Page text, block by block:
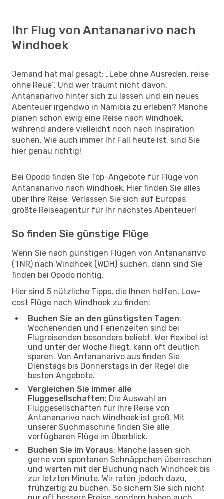
Ihr Flug von Antananarivo nach
Windhoek
Jemand hat mal gesagt: „Lebe ohne Ausreden, reise
ohne Reue“. Und wer träumt nicht davon,
Antananarivo hinter sich zu lassen und ein neues
Abenteuer irgendwo in Namibia zu erleben? Manche
planen schon ewig eine Reise nach Windhoek,
während andere vielleicht noch nach Inspiration
suchen. Wie auch immer Ihr Fall heute ist, sind Sie
hier genau richtig!
Bei Opodo finden Sie Top-Angebote für Flüge von
Antananarivo nach Windhoek. Hier finden Sie alles
über Ihre Reise. Verlassen Sie sich auf Europas
größte Reiseagentur für Ihr nächstes Abenteuer!
So finden Sie günstige Flüge
Wenn Sie nach günstigen Flügen von Antananarivo
(TNR) nach Windhoek (WDH) suchen, dann sind Sie
finden bei Opodo richtig.
Hier sind 5 nützliche Tipps, die Ihnen helfen, Low-
cost Flüge nach Windhoek zu finden:
Buchen Sie an den günstigsten Tagen:
Wochenenden und Ferienzeiten sind bei
Flugreisenden besonders beliebt. Wer flexibel ist
und unter der Woche fliegt, kann oft deutlich
sparen. Von Antananarivo aus finden Sie
Dienstags bis Donnerstags in der Regel die
besten Angebote.
Vergleichen Sie immer alle
Fluggesellschaften: Die Auswahl an
Fluggesellschaften für Ihre Reise von
Antananarivo nach Windhoek ist groß. Mit
unserer Suchmaschine finden Sie alle
verfügbaren Flüge im Überblick.
Buchen Sie im Voraus: Manche lassen sich
gerne von spontanen Schnäppchen überraschen
und warten mit der Buchung nach Windhoek bis
zur letzten Minute. Wir raten jedoch dazu,
frühzeitig zu buchen. So sichern Sie sich nicht